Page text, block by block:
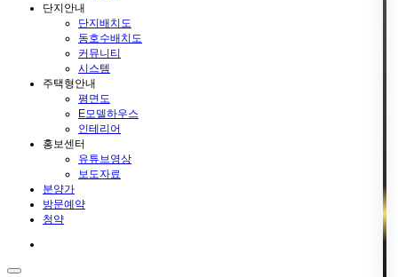
단지안내
단지배치도
동호수배치도
커뮤니티
시스템
주택형안내
평면도
E모델하우스
인테리어
홍보센터
유튜브영상
보도자료
분양가
방문예약
청약